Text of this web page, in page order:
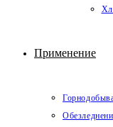
Применение